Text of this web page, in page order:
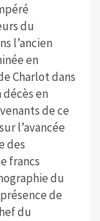
du
l’ancien
en
Charlot dans
en
de ce
l’avancée
des
francs
du
de
du